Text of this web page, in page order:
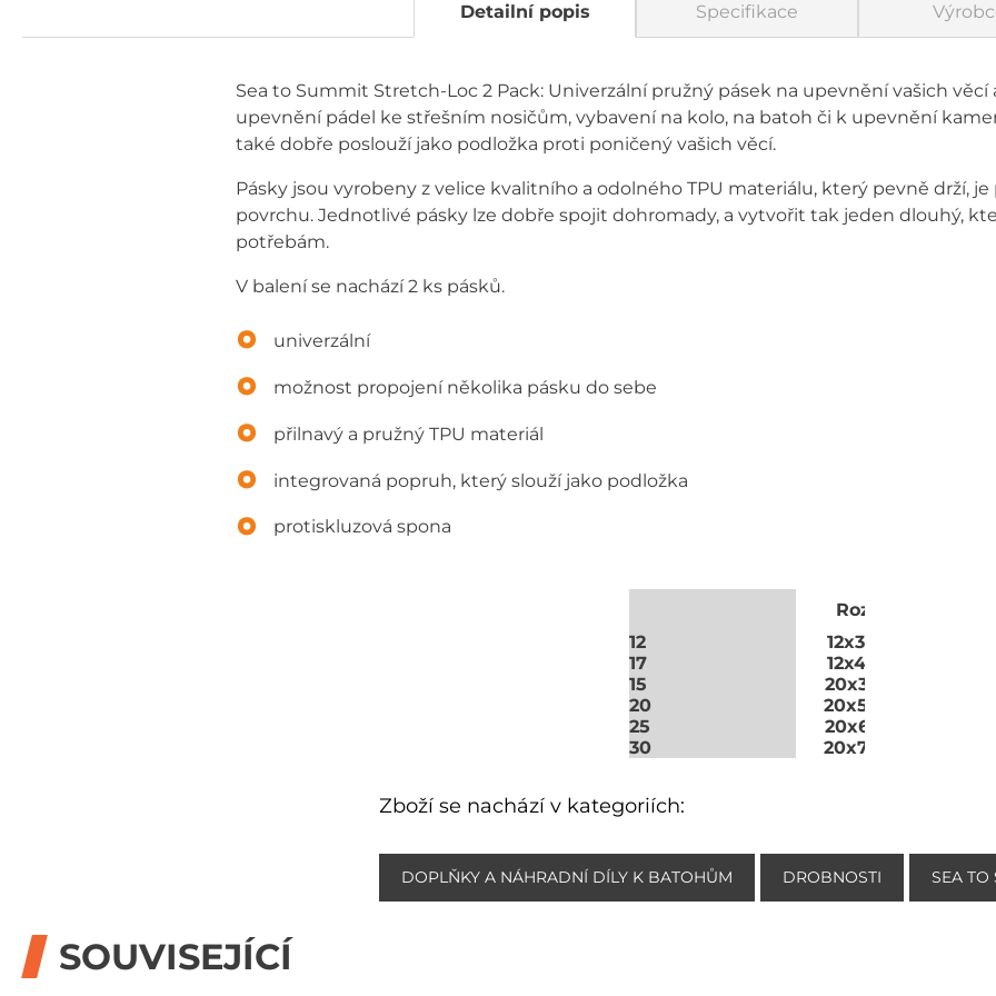
Detailní popis Specifikace
Sea to Summit Stretch-Loc 2 Pack: Univerzální pružný pásek na upevnění vašich věcí
upevnění pádel ke střešním nosičům, vybavení na kolo, na batoh či k upevnění
také dobře poslouží jako podložka proti poničený vašich věcí.
Pásky jsou vyrobeny z velice kvalitního a odolného TPU materiálu, který pevně drží,
povrchu. Jednotlivé pásky lze dobře spojit dohromady, a vytvořit tak jeden dlouhý,
potřebám.
V balení se nachází 2 ks pásků.
univerzální
možnost propojení několika pásku do sebe
přilnavý a pružný TPU materiál
integrovaná popruh, který slouží jako podložka
protiskluzová spona
Rozměry:
12
12x300 mm
17
12x450 mm
15
20x375 mm
20
20x500 mm
25
20x625 mm
30
20x750 mm
Zboží se nachází v kategoriích:
DOPLŇKY A NÁHRADNÍ DÍLY K BATOHŮM DROBNOSTI SEA TO
SOUVISEJÍCÍ